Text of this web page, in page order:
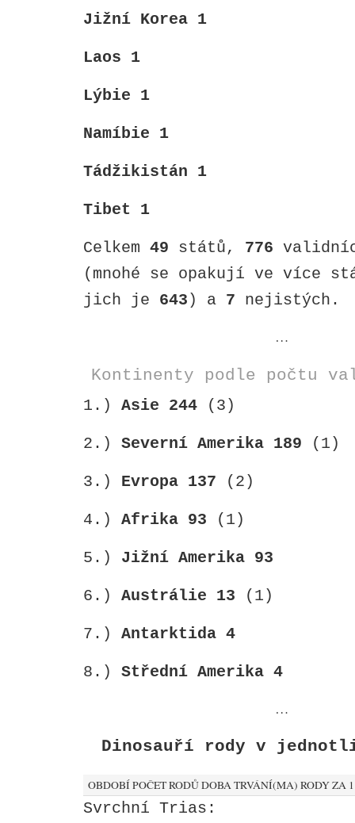
Jižní Korea 1
Laos 1
Lýbie 1
Namíbie 1
Tádžikistán 1
Tibet 1
Celkem 49 států, 776
(mnohé se opakují ve více
jich je 643 ) a 7 nejistých.
…
Kontinenty podle počtu
1.) Asie 244 (3)
2.) Severní Amerika 189 (1)
3.) Evropa 137 (2)
4.) Afrika 93 (1)
5.) Jižní Amerika 93
6.) Austrálie 13 (1)
7.) Antarktida 4
8.) Střední Amerika 4
…
Dinosauří rody v
OBDOBÍ POČET RODŮ DOBA TRVÁNÍ(MA) RODY ZA
Svrchní Trias: